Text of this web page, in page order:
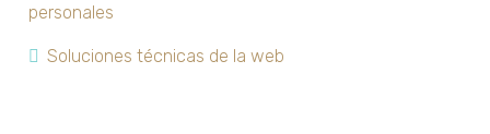
personales
Soluciones técnicas de la web